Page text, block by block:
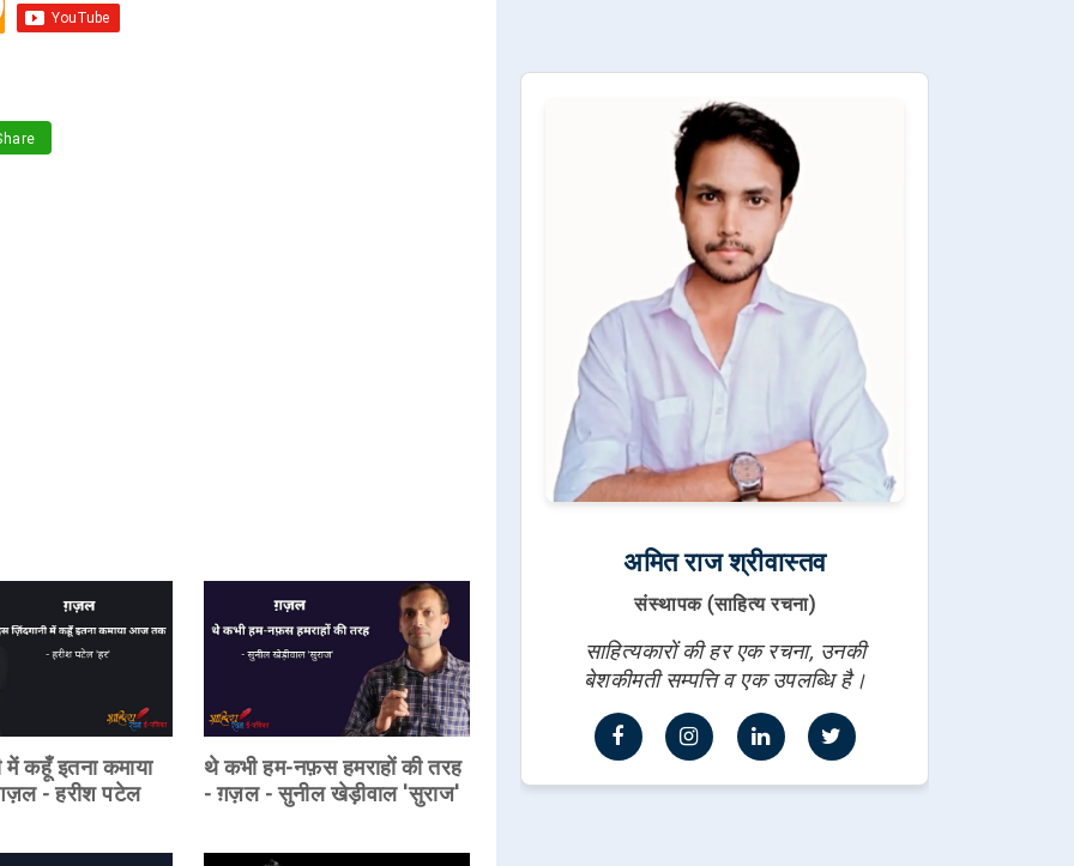
में कहूँ इतना कमाया
- हरीश पटेल
थे कभी हम-नफ़स हमराहों की तरह
- ग़ज़ल - सुनील खेड़ीवाल 'सुराज'
अमित राज श्रीवास्तव
संस्थापक (साहित्य रचना)
साहित्यकारों की हर एक रचना, उनकी
बेशकीमती सम्पत्ति व एक उपलब्धि है।